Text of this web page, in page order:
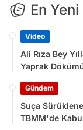
En
Video
Ali Rıza Bey
Yaprak
Gündem
Suça
TBMM'de